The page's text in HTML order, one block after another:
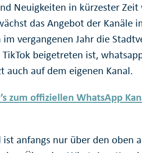
Neuigkeiten in kürzester Zeit
das Angebot der Kanäle
im vergangenen Jahr die
beigetreten ist,
auch auf dem eigenen Kanal.
zum offiziellen WhatsApp
ist anfangs nur über den oben